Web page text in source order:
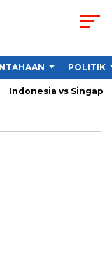
POLITIK
Indonesia vs